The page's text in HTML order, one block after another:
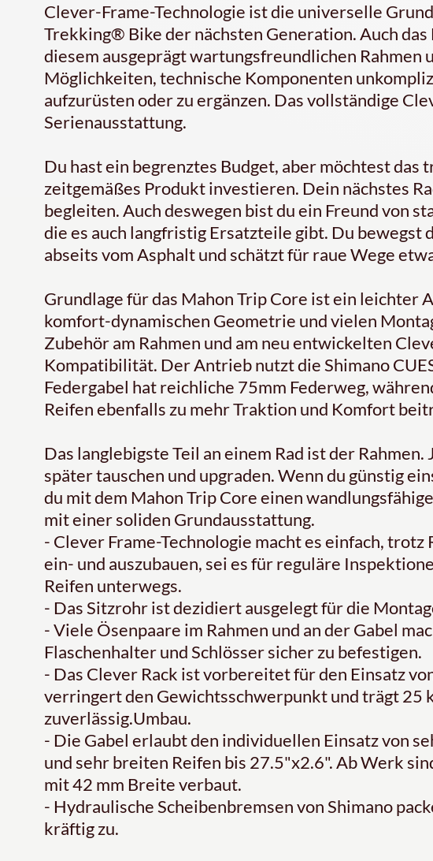
Clever-Frame-Technologie ist die universelle
Trekking® Bike der nächsten Generation. Auch
diesem ausgeprägt wartungsfreundlichen Rahmen
Möglichkeiten, technische Komponenten
aufzurüsten oder zu ergänzen. Das vollständige
Serienausstattung.
Du hast ein begrenztes Budget, aber möchtest das
zeitgemäßes Produkt investieren. Dein nächstes
begleiten. Auch deswegen bist du ein Freund von
die es auch langfristig Ersatzteile gibt. Du bewegst
abseits vom Asphalt und schätzt für raue Wege
Grundlage für das Mahon Trip Core ist ein leichter
komfort-dynamischen Geometrie und vielen
Zubehör am Rahmen und am neu entwickelten
Kompatibilität. Der Antrieb nutzt die Shimano
Federgabel hat reichliche 75mm Federweg,
Reifen ebenfalls zu mehr Traktion und Komfort
Das langlebigste Teil an einem Rad ist der
später tauschen und upgraden. Wenn du günstig
du mit dem Mahon Trip Core einen
mit einer soliden Grundausstattung.
- Clever Frame-Technologie macht es einfach,
ein- und auszubauen, sei es für reguläre
Reifen unterwegs.
- Das Sitzrohr ist dezidiert ausgelegt für die
- Viele Ösenpaare im Rahmen und an der Gabel
Flaschenhalter und Schlösser sicher zu befestigen.
- Das Clever Rack ist vorbereitet für den Einsatz
verringert den Gewichtsschwerpunkt und trägt 25
zuverlässig.Umbau.
- Die Gabel erlaubt den individuellen Einsatz von
und sehr breiten Reifen bis 27.5"x2.6". Ab Werk
mit 42 mm Breite verbaut.
- Hydraulische Scheibenbremsen von Shimano
kräftig zu.